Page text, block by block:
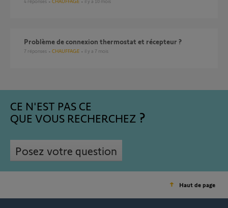
Problème de connexion thermostat et récepteur ?
7 réponses CHAUFFAGE il y a 7 mois
CE N'EST PAS CE
QUE VOUS RECHERCHEZ
Posez votre question
Haut de page